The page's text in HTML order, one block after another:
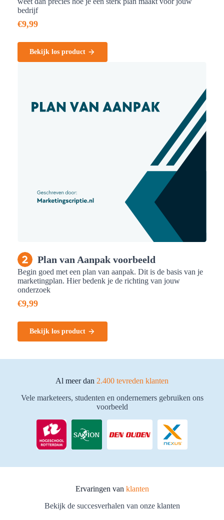
bedrijf
€9,99
Bekijk los product
Plan van Aanpak voorbeeld
Begin goed met een plan van aanpak. Dit is de basis van je
marketingplan. Hier bedenk je de richting van jouw
onderzoek
€9,99
Bekijk los product
Al meer dan 2.400 tevreden klanten
Vele marketeers, studenten en ondernemers gebruiken ons
voorbeeld
Ervaringen van klanten
Bekijk de succesverhalen van onze klanten